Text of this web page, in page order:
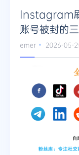
Instagram
账号被封的
emer 2026-05-